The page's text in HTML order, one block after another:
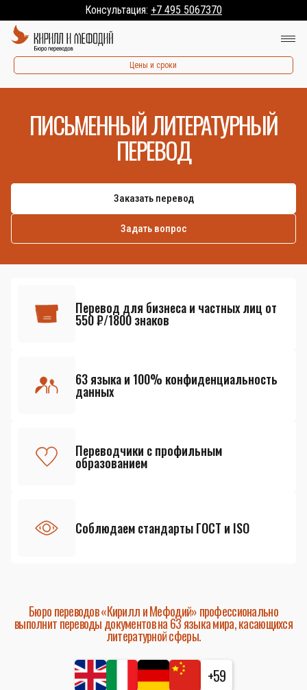
Консультация: +7 495 5067370
Цены и сроки
ПИСЬМЕННЫЙ ЛИТЕРАТУРНЫЙ
ПЕРЕВОД
Заказать перевод
Задать вопрос
Перевод для бизнеса и частных лиц от
550 ₽/1800 знаков
63 языка и 100% конфиденциальность
данных
Переводчики с профильным
образованием
Соблюдаем стандарты ГОСТ и ISO
Бюро переводов «Кирилл и Мефодий» профессионально
выполнит переводы документов на 63 языка мира, касающихся
литературной сферы.
+59